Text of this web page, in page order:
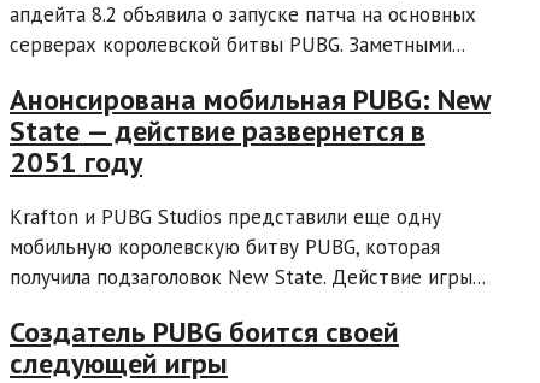
апдейта 8.2 объявила о запуске патча на основных
серверах королевской битвы PUBG. Заметными...
Анонсирована мобильная PUBG: New
State — действие развернется в
2051 году
Krafton и PUBG Studios представили еще одну
мобильную королевскую битву PUBG, которая
получила подзаголовок New State. Действие игры...
Создатель PUBG боится своей
следующей игры